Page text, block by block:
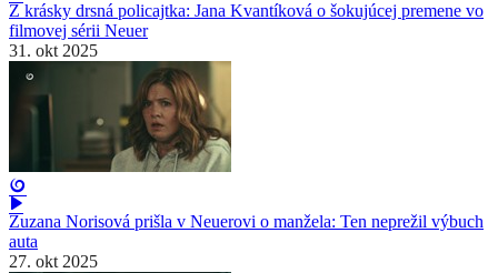
Z krásky drsná policajtka: Jana Kvantíková o šokujúcej premene vo
filmovej sérii Neuer
31. okt 2025
Zuzana Norisová prišla v Neuerovi o manžela: Ten neprežil výbuch
auta
27. okt 2025